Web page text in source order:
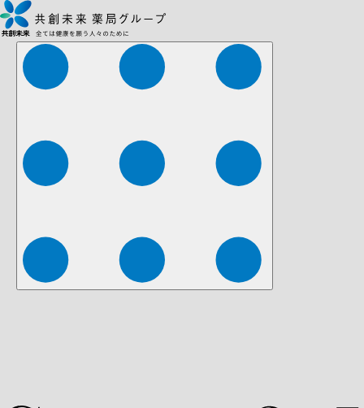
株式会社ファーマみらい 株式会社ストレチア